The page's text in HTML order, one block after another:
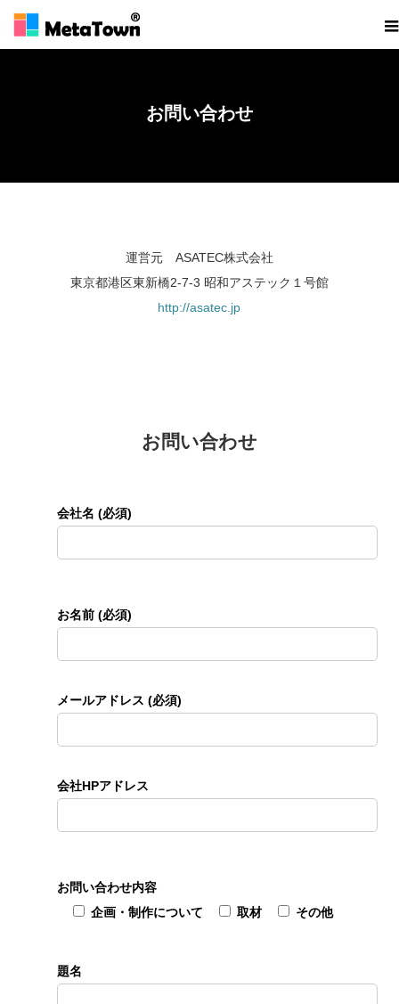
お問い合わせ
運営元 ASATEC株式会社
東京都港区東新橋2-7-3 昭和アステック１号館
http://asatec.jp
お問い合わせ
会社名 (必須)
お名前 (必須)
メールアドレス (必須)
会社HPアドレス
お問い合わせ内容
企画・制作について
取材 その他
題名